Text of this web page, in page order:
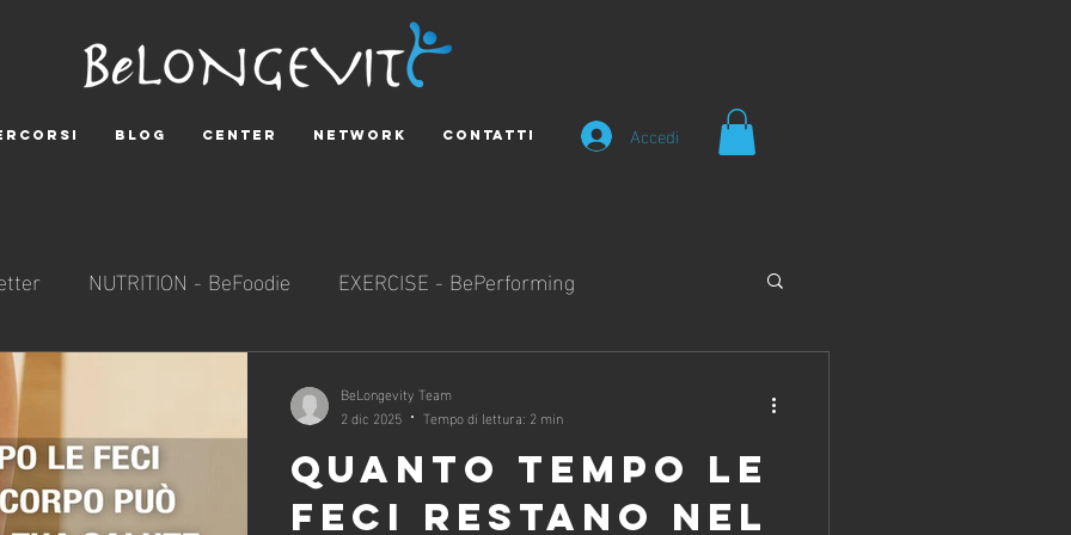
BLOG CENTER NETWORK CONTATTI Accedi
NUTRITION - BeFoodie EXERCISE - BePerforming
SOCIALNESS - BeResponsible
QUANTO TEMPO LE
FECI RESTANO NEL
BeLongevity Team
2 dic 2025
Tempo di lettura: 2 min